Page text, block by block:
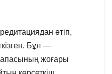
өтіп,
Бұл —
жоғары